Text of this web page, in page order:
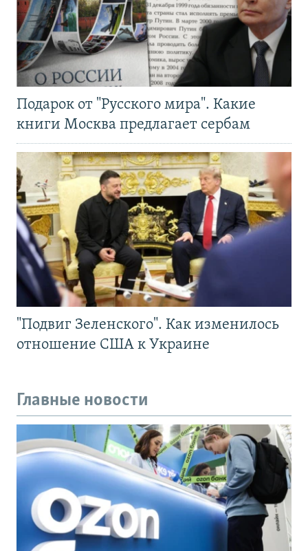
Подарок от "Русского мира". Какие
книги Москва предлагает сербам
"Подвиг Зеленского". Как изменилось
отношение США к Украине
Главные новости